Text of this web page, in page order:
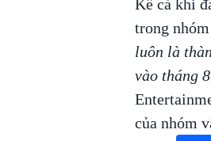
Kể cả khi
trong
luôn là
vào tháng
của nhóm